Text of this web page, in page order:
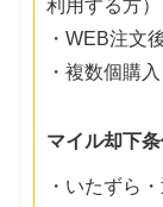
利用する方）
・WEB注文
・複数個購
マイル却下
・いたずら